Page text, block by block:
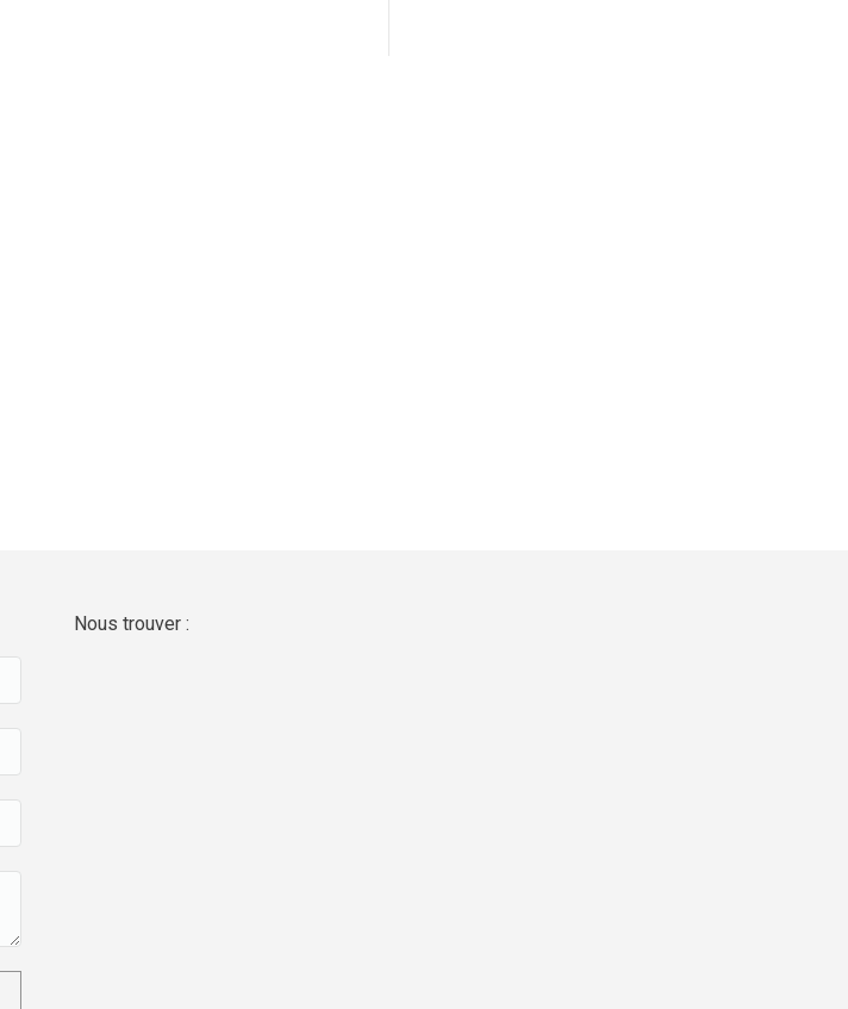
Nous trouver :